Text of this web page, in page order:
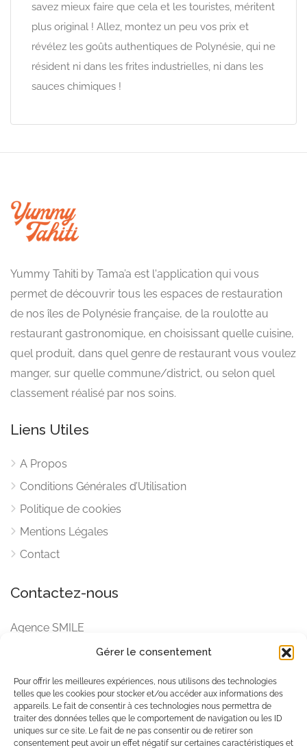
Gérer le consentement
Pour offrir les meilleures expériences, nous utilisons des technologies
telles que les cookies pour stocker et/ou accéder aux informations des
appareils. Le fait de consentir à ces technologies nous permettra de
traiter des données telles que le comportement de navigation ou les ID
uniques sur ce site. Le fait de ne pas consentir ou de retirer son
consentement peut avoir un effet négatif sur certaines caractéristiques et
savez mieux faire que cela et les touristes, méritent
plus original ! Allez, montez un peu vos prix et
révélez les goûts authentiques de Polynésie, qui ne
résident ni dans les frites industrielles, ni dans les
sauces chimiques !
Yummy Tahiti by Tama’a est l'application qui vous
permet de découvrir tous les espaces de restauration
de nos îles de Polynésie française, de la roulotte au
restaurant gastronomique, en choisissant quelle cuisine,
quel produit, dans quel genre de restaurant vous voulez
manger, sur quelle commune/district, ou selon quel
classement réalisé par nos soins.
Liens Utiles
A Propos
Conditions Générales d’Utilisation
Politique de cookies
Mentions Légales
Contact
Contactez-nous
Agence SMILE
BP 4099 – 98 713 Papeete
tahitimagazines.com
tamaa-mag.com